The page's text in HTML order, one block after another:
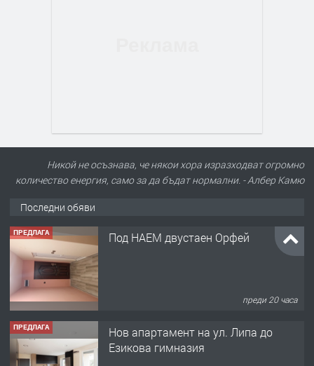
Никой не осъзнава, че някои хора изразходват огромно
количество енергия, само за да бъдат нормални. - Албер Камю
Последни обяви
ПРЕДЛАГА Под НАЕМ двустаен Орфей
преди 20 часа
ПРЕДЛАГА
Нов апартамент на ул. Липа до
Езикова гимназия